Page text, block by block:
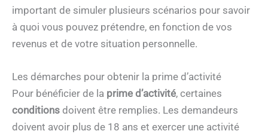
important de simuler plusieurs scénarios pour savoir
à quoi vous pouvez prétendre, en fonction de vos
revenus et de votre situation personnelle.
Les démarches pour obtenir la prime d’activité
Pour bénéficier de la prime d’activité, certaines
conditions doivent être remplies. Les demandeurs
doivent avoir plus de 18 ans et exercer une activité